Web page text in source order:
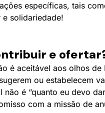
específicas, tais
solidariedade!
e
é aceitável aos olhos
ou estabelecem
é “quanto eu devo
com a missão de